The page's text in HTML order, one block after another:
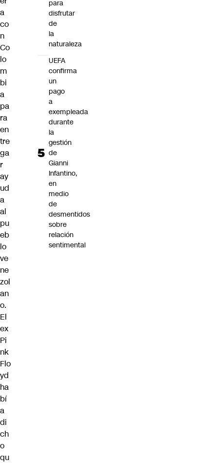
a
co
n
Co
lo
m
bi
a
pa
ra
en
tre
ga
r
ay
ud
a
al
pu
eb
lo
ve
ne
zol
an
o.
El
ex
Pi
nk
Flo
yd
ha
bí
a
di
ch
o
qu
para
disfrutar
de
la
naturaleza
UEFA
confirma
un
pago
a
exempleada
durante
la
gestión
de
Gianni
Infantino,
en
medio
de
desmentidos
sobre
relación
sentimental